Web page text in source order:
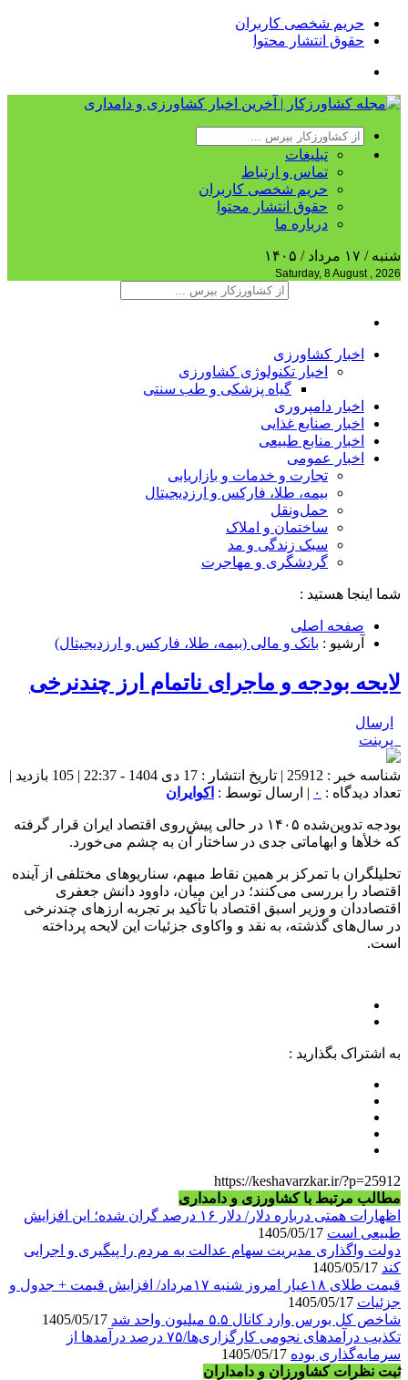
حریم شخصی کاربران
حقوق انتشار محتوا
تبلیغات
تماس و ارتباط
حریم شخصی کاربران
حقوق انتشار محتوا
درباره ما
شنبه / ۱۷ مرداد / ۱۴۰۵
Saturday, 8 August , 2026
اخبار کشاورزی
اخبار تکنولوژی کشاورزی
گیاه پزشکی و طب سنتی
اخبار دامپروری
اخبار صنایع غذایی
اخبار منابع طبیعی
اخبار عمومی
تجارت و خدمات و بازاریابی
بیمه، طلا، فارکس و ارزدیجیتال
حمل‌و‌نقل
ساختمان و املاک
سبک زندگی و مد
گردشگری و مهاجرت
شما اینجا هستید :
صفحه اصلی
آرشیو : بانک و مالی (بیمه، طلا، فارکس و ارزدیجیتال)
لایحه بودجه و ماجرای ناتمام ارز چندنرخی
ارسال
پرینت
شناسه خبر : 25912 | تاریخ انتشار : 17 دی 1404 - 22:37 | 105 بازدید |
تعداد دیدگاه : ۰ | ارسال توسط : اکوایران
بودجه تدوین‌شده ۱۴۰۵ در حالی پیش‌روی اقتصاد ایران قرار گرفته
که خلأها و ابهاماتی جدی در ساختار آن به چشم می‌خورد.
تحلیلگران با تمرکز بر همین نقاط مبهم، سناریوهای مختلفی از آینده
اقتصاد را بررسی می‌کنند؛ در این میان، داوود دانش جعفری
اقتصاددان و وزیر اسبق اقتصاد با تأکید بر تجربه ارزهای چندنرخی
در سال‌های گذشته، به نقد و واکاوی جزئیات این لایحه پرداخته
است.
به اشتراک بگذارید :
https://keshavarzkar.ir/?p=25912
مطالب مرتبط با کشاورزی و دامداری
اظهارات همتی درباره دلار/ دلار ۱۶ درصد گران شده؛ این افزایش
طبیعی است
دولت واگذاری مدیریت سهام عدالت به مردم را پیگیری و اجرایی
کند
قیمت طلای ۱۸عیار امروز شنبه ۱۷مرداد/ افزایش قیمت + جدول و
جزئیات
شاخص کل بورس وارد کانال ۵.۵ میلیون واحد شد
تکذیب درآمدهای نجومی کارگزاری‌ها/۷۵ درصد درآمدها از
سرمایه‌گذاری بوده
ثبت نظرات کشاورزان و دامداران